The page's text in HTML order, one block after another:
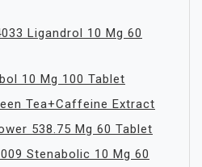
Ligandrol 10 Mg 60
10 Mg 100 Tablet
Tea+Caffeine Extract
538.75 Mg 60 Tablet
Stenabolic 10 Mg 60